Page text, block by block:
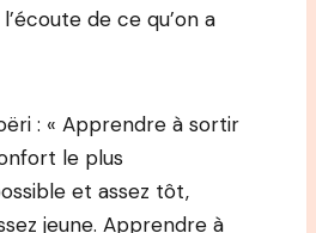
de ce qu’on a
: « Apprendre à sortir
le plus
et assez tôt,
jeune. Apprendre à